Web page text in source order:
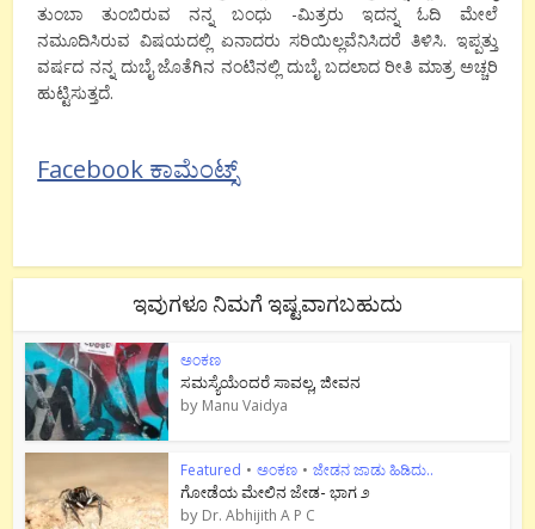
ತುಂಬಾ ತುಂಬಿರುವ ನನ್ನ ಬಂಧು -ಮಿತ್ರರು ಇದನ್ನ ಓದಿ ಮೇಲೆ
ನಮೂದಿಸಿರುವ ವಿಷಯದಲ್ಲಿ ಏನಾದರು ಸರಿಯಿಲ್ಲವೆನಿಸಿದರೆ ತಿಳಿಸಿ. ಇಪ್ಪತ್ತು
ವರ್ಷದ ನನ್ನ ದುಬೈ ಜೊತೆಗಿನ ನಂಟಿನಲ್ಲಿ ದುಬೈ ಬದಲಾದ ರೀತಿ ಮಾತ್ರ ಅಚ್ಚರಿ
ಹುಟ್ಟಿಸುತ್ತದೆ.
Facebook ಕಾಮೆಂಟ್ಸ್
ಇವುಗಳೂ ನಿಮಗೆ ಇಷ್ಟವಾಗಬಹುದು
ಅಂಕಣ
ಸಮಸ್ಯೆಯೆಂದರೆ ಸಾವಲ್ಲ, ಜೀವನ
by Manu Vaidya
Featured • ಅಂಕಣ • ಜೇಡನ ಜಾಡು ಹಿಡಿದು..
ಗೋಡೆಯ ಮೇಲಿನ ಜೇಡ- ಭಾಗ ೨
by Dr. Abhijith A P C